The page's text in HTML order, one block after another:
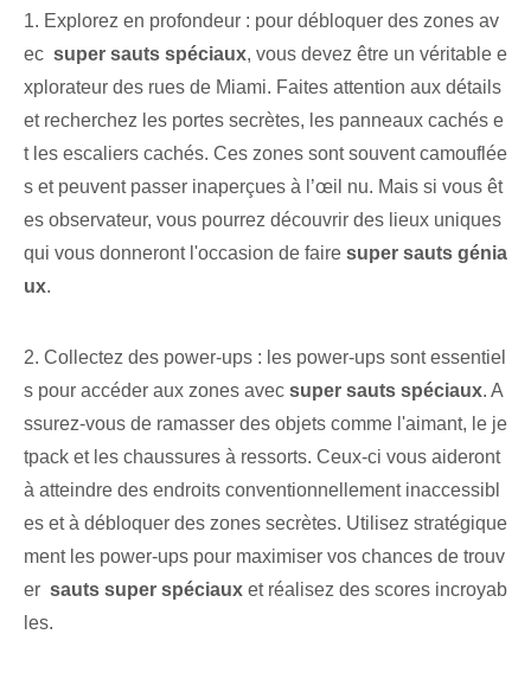
1. Explorez ⁤en profondeur : pour débloquer des zones av
ec ‍ super sauts spéciaux, vous devez être un véritable e
xplorateur des rues de Miami. Faites attention aux détails
et recherchez les portes secrètes, les panneaux cachés e
t les escaliers cachés. Ces zones sont souvent camouflée
s‍ et peuvent passer inaperçues‌ à l’œil nu. Mais si vous êt
es observateur, vous pourrez découvrir des lieux uniques
qui vous donneront l'occasion de faire super sauts génia
ux.
2. Collectez des power-ups : les power-ups sont essentiel
s pour accéder aux zones avec super sauts spéciaux. ⁤A
ssurez-vous de ramasser des objets comme⁤ l'aimant, le je
tpack et les chaussures à ressorts. Ceux-ci vous aideront
à atteindre des endroits conventionnellement inaccessibl
es et à débloquer des zones secrètes. Utilisez stratégique
ment les power-ups pour maximiser vos chances de trouv
er ⁣ sauts super spéciaux et réalisez des scores incroyab
les.